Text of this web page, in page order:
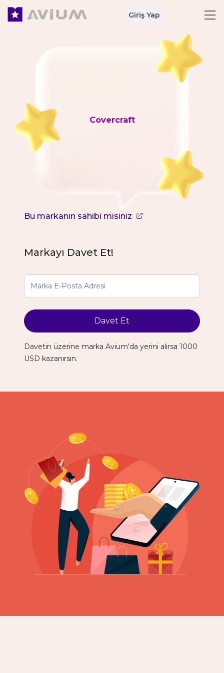
Giriş Yap
Covercraft
Bu markanın sahibi misiniz
Markayı Davet Et!
Davet Et
Davetin üzerine marka Avium'da yerini alırsa 1000
USD kazanırsın.